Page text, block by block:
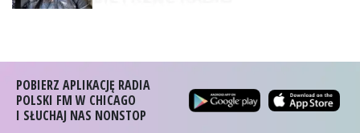
POBIERZ APLIKACJĘ RADIA
POLSKI FM W CHICAGO
I SŁUCHAJ NAS NONSTOP